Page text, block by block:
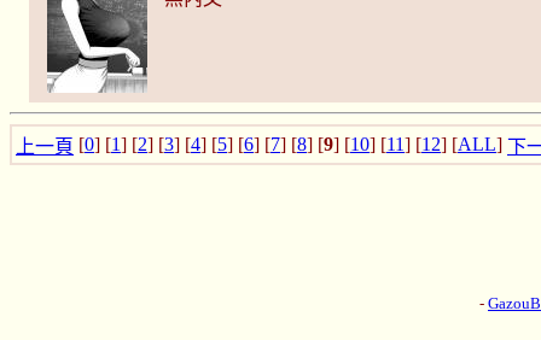
上一頁 [0] [1] [2] [3] [4] [5] [6] [7] [8] [9] [10] [11] [12] [ALL] 下
-